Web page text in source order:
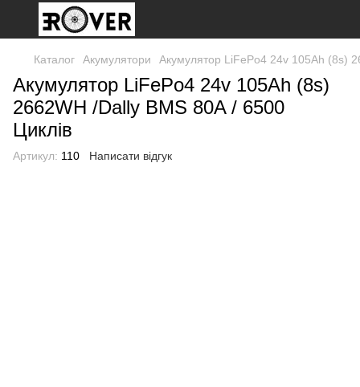
Каталог Акумулятори Акумулятор LiFePo4 24v 105Ah (8s)
Акумулятор LiFePo4 24v 105Ah (8s)
2662WH /Dally BMS 80A / 6500
Циклів
Артикул: 110 Написати відгук